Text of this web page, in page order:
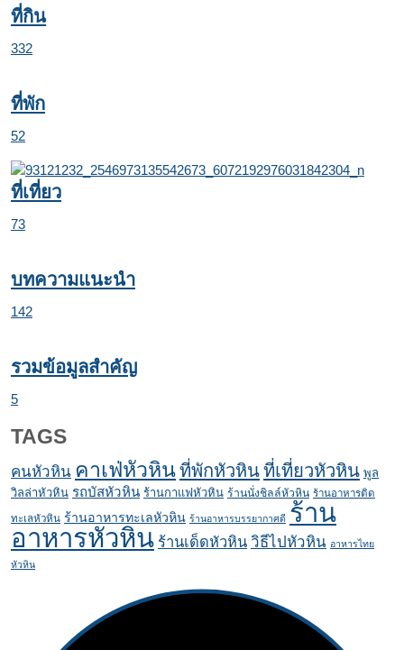
ที่กิน
332
ที่พัก
52
ที่เที่ยว
73
บทความแนะนำ
142
รวมข้อมูลสำคัญ
5
TAGS
คนหัวหิน คาเฟ่หัวหินที่พักหัวหินที่เที่ยวหัวหิน พูล
วิลล่าหัวหิน รถบัสหัวหิน ร้านกาแฟหัวหิน ร้านนั่งชิลล์หัวหิน ร้านอาหารติด
ทะเลหัวหิน ร้านอาหารทะเลหัวหิน ร้านอาหารบรรยากาศดี ร้าน
อาหารหัวหิน ร้านเด็ดหัวหิน วิธีไปหัวหิน อาหารไทย
หัวหิน